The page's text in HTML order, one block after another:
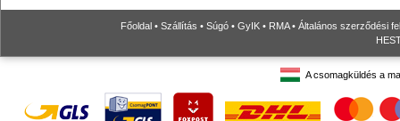
Főoldal • Szállítás • Súgó • GyIK • RMA• Általános szerződési
A csomagküldés a